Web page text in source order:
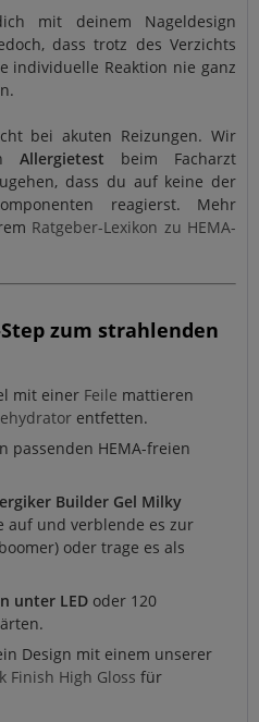
mit deinem Nageldesign
dass trotz des Verzichts
individuelle Reaktion nie ganz
bei akuten Reizungen. Wir
Allergietest beim Facharzt
dass du auf keine der
reagierst. Mehr
Ratgeber-Lexikon zu HEMA-
zum strahlenden
mit einer Feile mattieren
entfetten.
passenden HEMA-freien
Builder Gel Milky
auf und verblende es zur
oder trage es als
unter LED oder 120
Design mit einem unserer
Finish High Gloss für